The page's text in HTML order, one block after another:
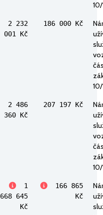
2 232
001 Kč
186 000 Kč
2 486
360 Kč
207 197 Kč
1
668 645
Kč
166 865
Kč